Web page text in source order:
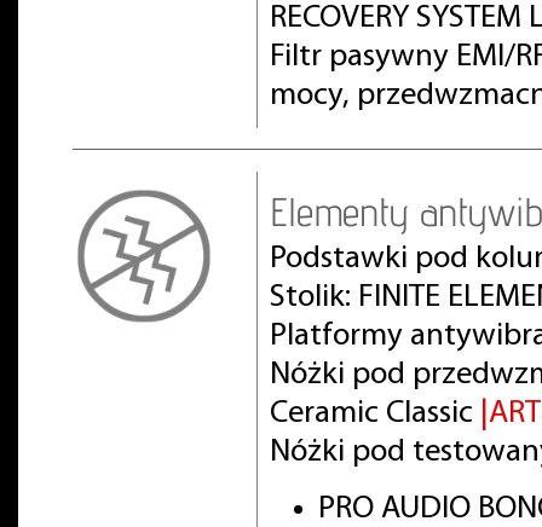
RECOVERY
Filtr pasywny EMI/
mocy,
Elementy
Podstawki pod
Stolik: FINITE
Platformy
Nóżki pod
Ceramic Classic
Nóżki pod
PRO AUDIO